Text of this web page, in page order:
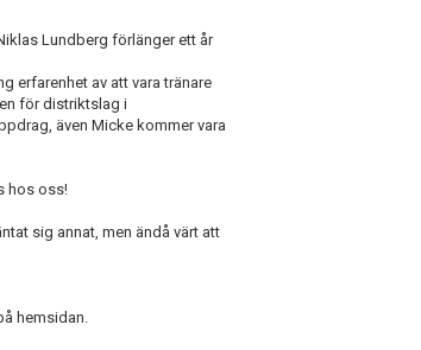
Lundberg förlänger ett år
erfarenhet av att vara tränare
för distriktslag i
även Micke kommer vara
hos oss!
sig annat, men ändå värt att
hemsidan.